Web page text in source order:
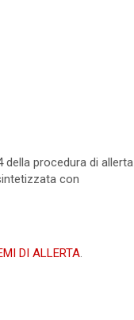
procedura di allerta
con
DI ALLERTA.